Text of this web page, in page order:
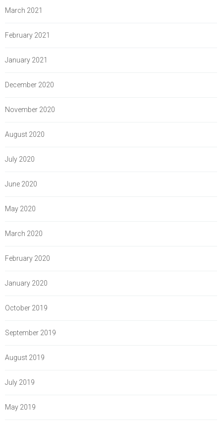
March 2021
February 2021
January 2021
December 2020
November 2020
August 2020
July 2020
June 2020
May 2020
March 2020
February 2020
January 2020
October 2019
September 2019
August 2019
July 2019
May 2019